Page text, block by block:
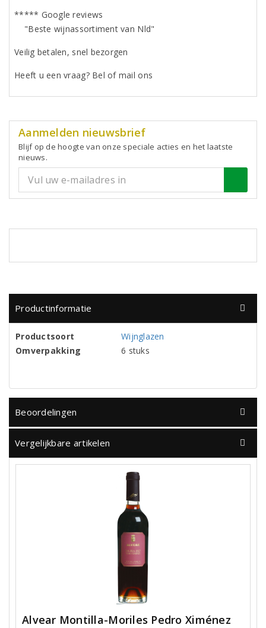
***** Google reviews
"Beste wijnassortiment van Nld"
Veilig betalen, snel bezorgen
Heeft u een vraag? Bel of mail ons
Aanmelden nieuwsbrief
Blijf op de hoogte van onze speciale acties en het laatste
nieuws.
Productinformatie
Productsoort
Wijnglazen
Omverpakking
6 stuks
Beoordelingen
Vergelijkbare artikelen
Alvear Montilla-Moriles Pedro Ximénez